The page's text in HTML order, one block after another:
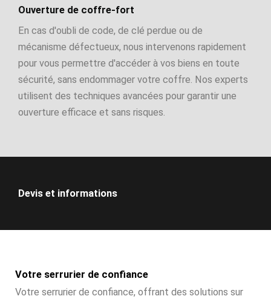
Ouverture de coffre-fort
En cas d'oubli de code, de clé perdue ou de
mécanisme défectueux, nous intervenons rapidement
pour vous permettre d'accéder à vos biens en toute
sécurité, sans endommager votre coffre. Nos experts
utilisent des techniques avancées pour garantir une
ouverture efficace et sans risques.
Devis et informations
Votre serrurier de confiance
Votre serrurier de confiance, offrant des solutions sur